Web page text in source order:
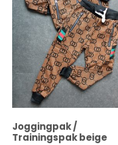
Joggingpak /
Trainingspak beige